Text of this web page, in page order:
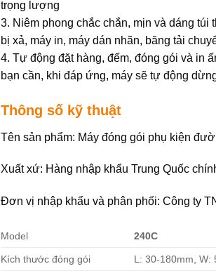
trọng lượng
3. Niêm phong chắc chắn, mịn và dáng
bị xả, máy in, máy dán nhãn, băng tải
4. Tự động đặt hàng, đếm, đóng gói và in
bạn cần, khi đáp ứng, máy sẽ tự động
Thông số kỹ thuật
Tên sản phẩm: Máy đóng gói phụ kiện
Xuất xứ: Hàng nhập khẩu Trung Quốc
Đơn vị nhập khẩu và phân phối: Công ty
Model 240C
Kích thước đóng gói L: 30-180mm, W: